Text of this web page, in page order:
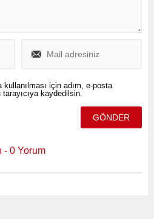
kullanılması için adım, e-posta
kaydedilsin.
- 0 Yorum